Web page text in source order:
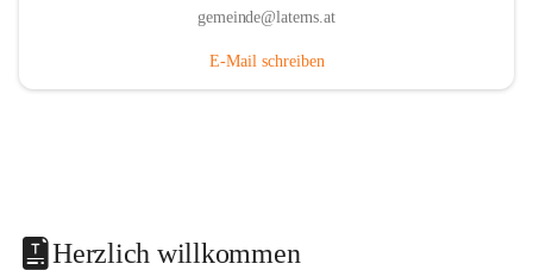
gemeinde@laterns.at
E-Mail schreiben
Herzlich willkommen